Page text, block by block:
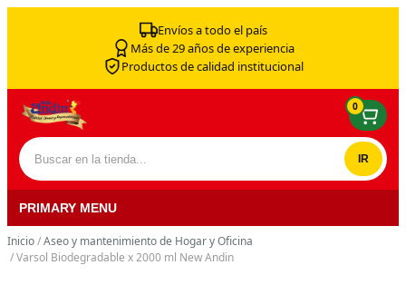
Envíos a todo el país
Más de 29 años de experiencia
Productos de calidad institucional
Buscar por:
0
PRIMARY MENU
Inicio/Aseo y mantenimiento de Hogar y Oficina
/ Varsol Biodegradable x 2000 ml New Andin